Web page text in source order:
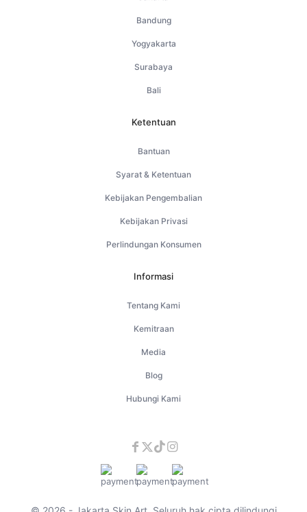
Bandung
Yogyakarta
Surabaya
Bali
Ketentuan
Bantuan
Syarat & Ketentuan
Kebijakan Pengembalian
Kebijakan Privasi
Perlindungan Konsumen
Informasi
Tentang Kami
Kemitraan
Media
Blog
Hubungi Kami